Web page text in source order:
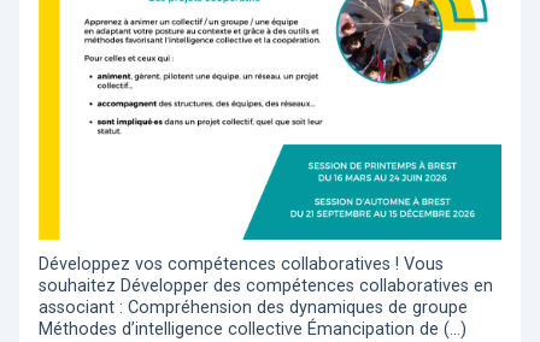
Développez vos compétences collaboratives ! Vous
souhaitez Développer des compétences collaboratives en
associant : Compréhension des dynamiques de groupe
Méthodes d’intelligence collective Émancipation de (…)